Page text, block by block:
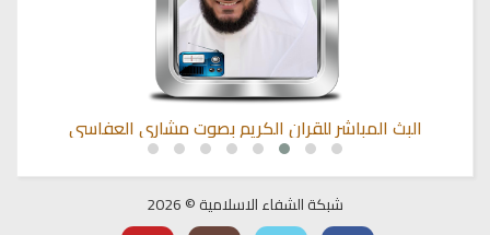
البث المباشر للقران الكريم بصوت مشاري العفاسي
شبكة الشفاء الاسلامية © 2026